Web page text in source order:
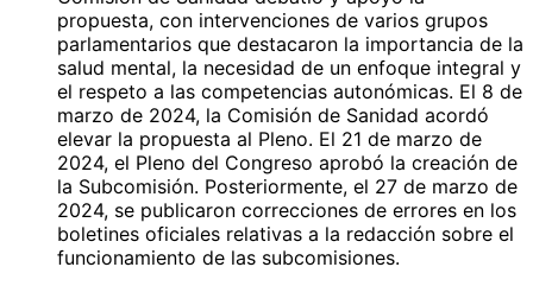
propuesta, con intervenciones de varios grupos
parlamentarios que destacaron la importancia de la
salud mental, la necesidad de un enfoque integral y
el respeto a las competencias autonómicas. El 8 de
marzo de 2024, la Comisión de Sanidad acordó
elevar la propuesta al Pleno. El 21 de marzo de
2024, el Pleno del Congreso aprobó la creación de
la Subcomisión. Posteriormente, el 27 de marzo de
2024, se publicaron correcciones de errores en los
boletines oficiales relativas a la redacción sobre el
funcionamiento de las subcomisiones.